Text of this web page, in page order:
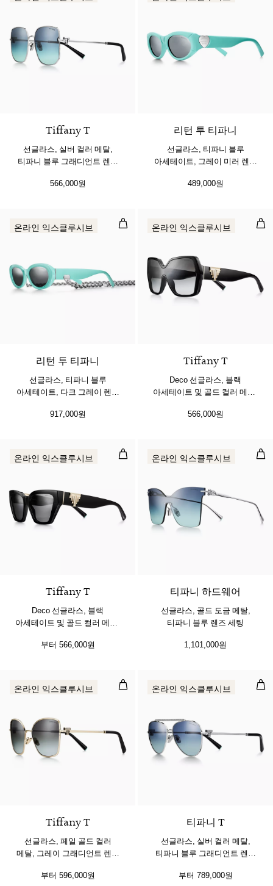
Tiffany T
선글라스, 실버 컬러 메탈,
티파니 블루 그래디언트 렌즈
566,000원
리턴 투 티파니
선글라스, 티파니 블루
아세테이트, 그레이 미러 렌즈
489,000원
선글라스, 티파니 블루 아세테이트,
온라인 익스클루시브
리턴 투 티파니
선글라스, 티파니 블루
아세테이트, 다크 그레이 렌즈
917,000원
온라인 익스클루시브
Tiffany T
Deco 선글라스, 블랙
아세테이트 및 골드 컬러 메탈,
566,000원
Deco 선글라스, 블랙 아세테이트
온라인 익스클루시브
Tiffany T
Deco 선글라스, 블랙
아세테이트 및 골드 컬러 메탈,
부터 566,000원
선
온라인 익스클루시브
티파니 하드웨어
선글라스, 골드 도금 메탈,
티파니 블루 렌즈 세팅
1,101,000원
선글라스, 페일 골드 컬러 메탈, 그
온라인 익스클루시브
Tiffany T
선글라스, 페일 골드 컬러
메탈, 그레이 그래디언트 렌즈
부터 596,000원
선
온라인 익스클루시브
티파니 T
선글라스, 실버 컬러 메탈,
티파니 블루 그래디언트 렌즈
부터 789,000원